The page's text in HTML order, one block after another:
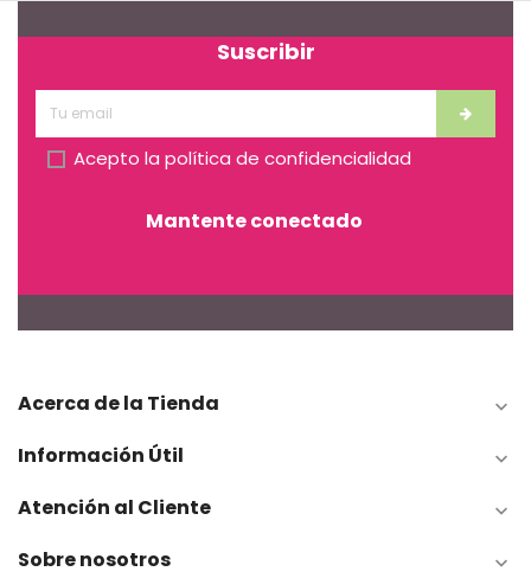
Suscribir
Acepto la política de confidencialidad
Mantente conectado
Acerca de la Tienda 
Información Útil 
Atención al Cliente 
Sobre nosotros 